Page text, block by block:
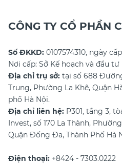
CÔNG TY CỔ PHẦN
Số ĐKKD: 0107574310, ngày
Nơi cấp: Sở Kế hoạch và đầu tư
Địa chỉ trụ sở: tại số 688
Trung, Phường La Khê, Quận
phố Hà Nội.
Địa chỉ liên hệ: P301, tầng 3,
Invest, số 170 La Thành,
Quận Đống Đa, Thành Phố Hà
Điện thoại: +8424 - 7303.0222